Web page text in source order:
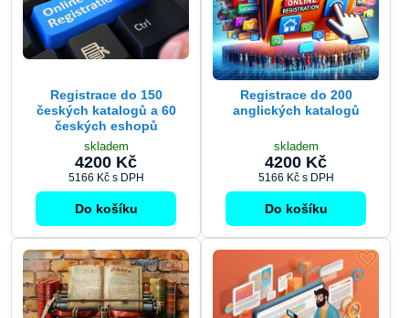
Registrace do 150
českých katalogů a 60
českých eshopů
skladem
4200 Kč
5166 Kč s DPH
Do košíku
Registrace do 200
anglických katalogů
skladem
4200 Kč
5166 Kč s DPH
Do košíku